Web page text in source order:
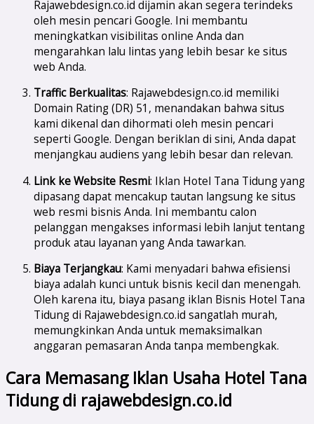
Rajawebdesign.co.id dijamin akan segera terindeks
oleh mesin pencari Google. Ini membantu
meningkatkan visibilitas online Anda dan
mengarahkan lalu lintas yang lebih besar ke situs
web Anda.
Traffic Berkualitas: Rajawebdesign.co.id memiliki
Domain Rating (DR) 51, menandakan bahwa situs
kami dikenal dan dihormati oleh mesin pencari
seperti Google. Dengan beriklan di sini, Anda dapat
menjangkau audiens yang lebih besar dan relevan.
Link ke Website Resmi: Iklan Hotel Tana Tidung yang
dipasang dapat mencakup tautan langsung ke situs
web resmi bisnis Anda. Ini membantu calon
pelanggan mengakses informasi lebih lanjut tentang
produk atau layanan yang Anda tawarkan.
Biaya Terjangkau: Kami menyadari bahwa efisiensi
biaya adalah kunci untuk bisnis kecil dan menengah.
Oleh karena itu, biaya pasang iklan Bisnis Hotel Tana
Tidung di Rajawebdesign.co.id sangatlah murah,
memungkinkan Anda untuk memaksimalkan
anggaran pemasaran Anda tanpa membengkak.
Cara Memasang Iklan Usaha Hotel Tana
Tidung di rajawebdesign.co.id